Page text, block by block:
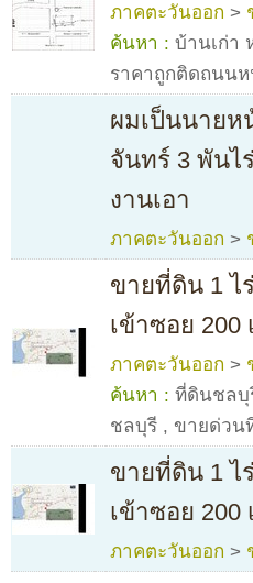
ภาคตะวันออก >
ค้นหา : บ้านเก่า
ราคาถูกติดถนนห
ผมเป็นนายห
จันทร์ 3 พันไ
งานเอา
ภาคตะวันออก >
ขายที่ดิน 1 ไ
เข้าซอย
ภาคตะวันออก >
ค้นหา : ที่ดินชลบุ
ชลบุรี , ขายด่วน
ขายที่ดิน 1 ไ
เข้าซอย
ภาคตะวันออก >